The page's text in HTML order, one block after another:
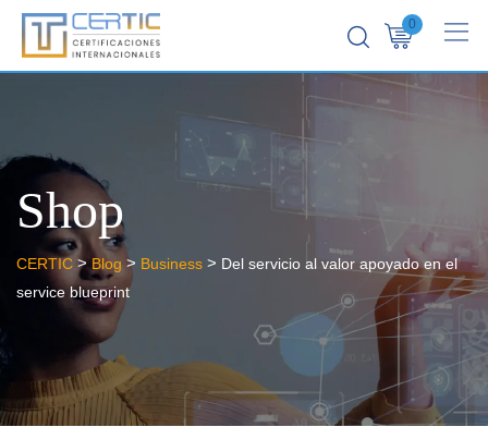
0
Shop
CERTIC >Blog > Business > Del servicio al valor apoyado en el
service blueprint